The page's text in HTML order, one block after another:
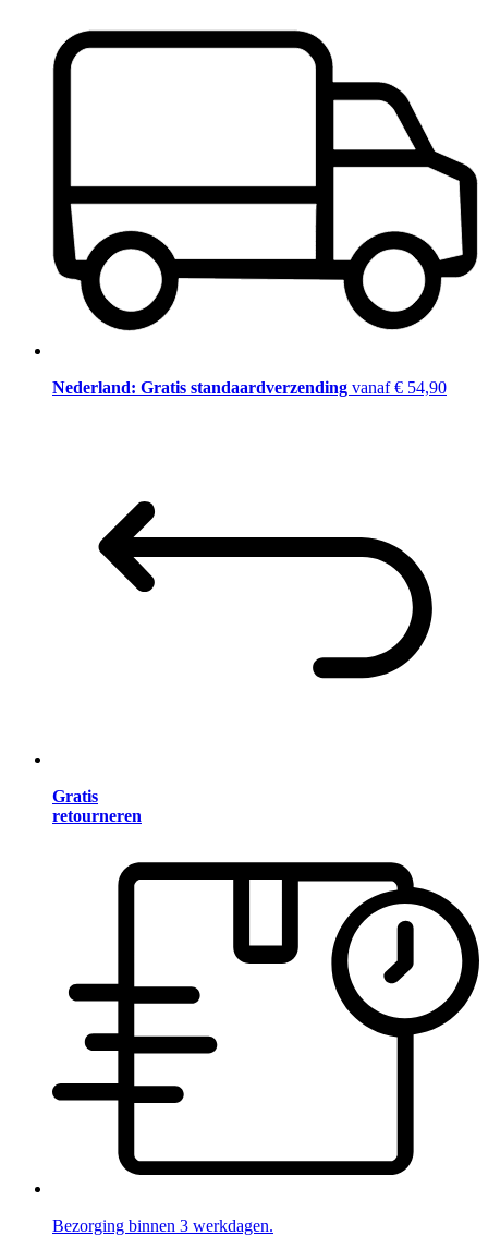
Nederland: Gratis standaardverzending vanaf € 54,90
Gratis
retourneren
Bezorging binnen 3 werkdagen.